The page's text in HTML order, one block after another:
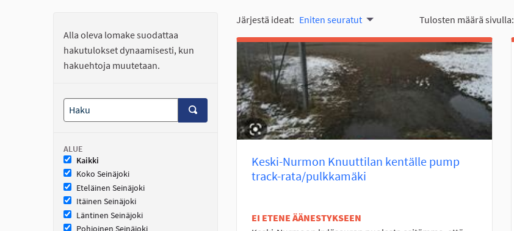
Alla oleva lomake suodattaa
hakutulokset dynaamisesti, kun
hakuehtoja muutetaan.
ALUE
Kaikki
Koko Seinäjoki
Eteläinen Seinäjoki
Itäinen Seinäjoki
Läntinen Seinäjoki
Pohjoinen Seinäjoki
Järjestä ideat: Eniten seuratut Tulosten määrä sivulla:
Keski-Nurmon Knuuttilan kentälle pump
track-rata/pulkkamäki
EI ETENE ÄÄNESTYKSEEN